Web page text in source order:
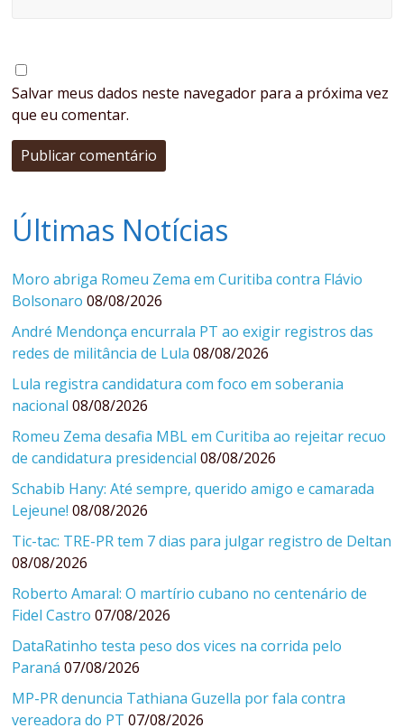
Salvar meus dados neste navegador para a próxima vez
que eu comentar.
Últimas Notícias
Moro abriga Romeu Zema em Curitiba contra Flávio
Bolsonaro 08/08/2026
André Mendonça encurrala PT ao exigir registros das
redes de militância de Lula 08/08/2026
Lula registra candidatura com foco em soberania
nacional 08/08/2026
Romeu Zema desafia MBL em Curitiba ao rejeitar recuo
de candidatura presidencial 08/08/2026
Schabib Hany: Até sempre, querido amigo e camarada
Lejeune! 08/08/2026
Tic-tac: TRE-PR tem 7 dias para julgar registro de Deltan
08/08/2026
Roberto Amaral: O martírio cubano no centenário de
Fidel Castro 07/08/2026
DataRatinho testa peso dos vices na corrida pelo
Paraná 07/08/2026
MP-PR denuncia Tathiana Guzella por fala contra
vereadora do PT 07/08/2026